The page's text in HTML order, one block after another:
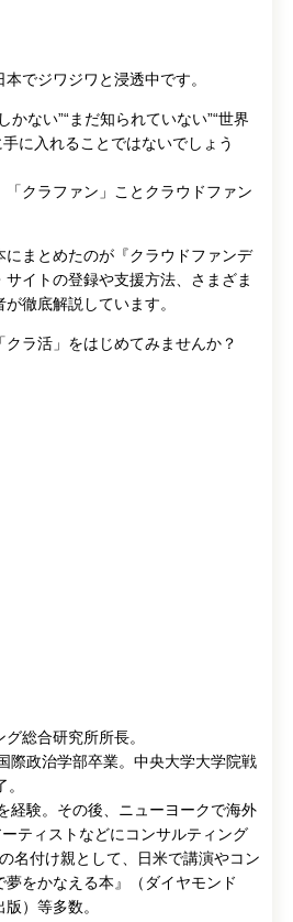
でジワジワと浸透中です。
ない”“まだ知られていない”“世界
に入れることではないでしょう
クラファン」ことクラウドファン
まとめたのが『クラウドファンデ
イトの登録や支援方法、さまざま
徹底解説しています。
ラ活」をはじめてみませんか？
総合研究所所長。
際政治学部卒業。中央大学大学院戦
経験。その後、ニューヨークで海外
ティストなどにコンサルティング
名付け親として、日米で講演やコン
をかなえる本』（ダイヤモンド
）等多数。